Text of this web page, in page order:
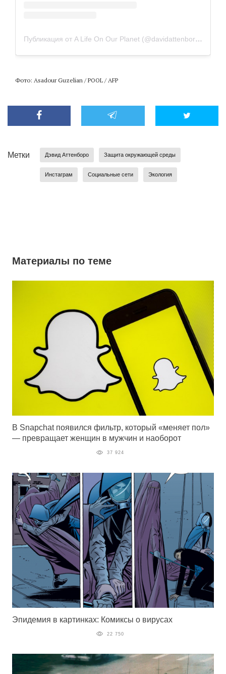
Публикация от A Life On Our Planet (@davidattenborough)
Фото: Asadour Guzelian / POOL / AFP
Метки Дэвид Аттенборо Защита окружающей среды
Инстаграм Социальные сети Экология
Материалы по теме
В Snapchat появился фильтр, который «меняет пол»
— превращает женщин в мужчин и наоборот
37 924
Эпидемия в картинках: Комиксы о вирусах
22 750